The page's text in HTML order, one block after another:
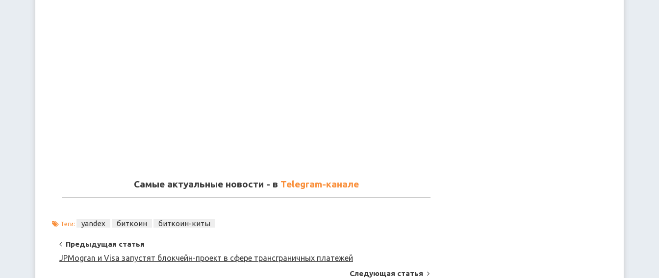
Самые актуальные новости - в Telegram-канале
Теги: yandex биткоин биткоин-киты
Post
Navigation
Предыдущая статья
JPMogran и Visa запустят блокчейн-проект в сфере трансграничных платежей
Следующая статья